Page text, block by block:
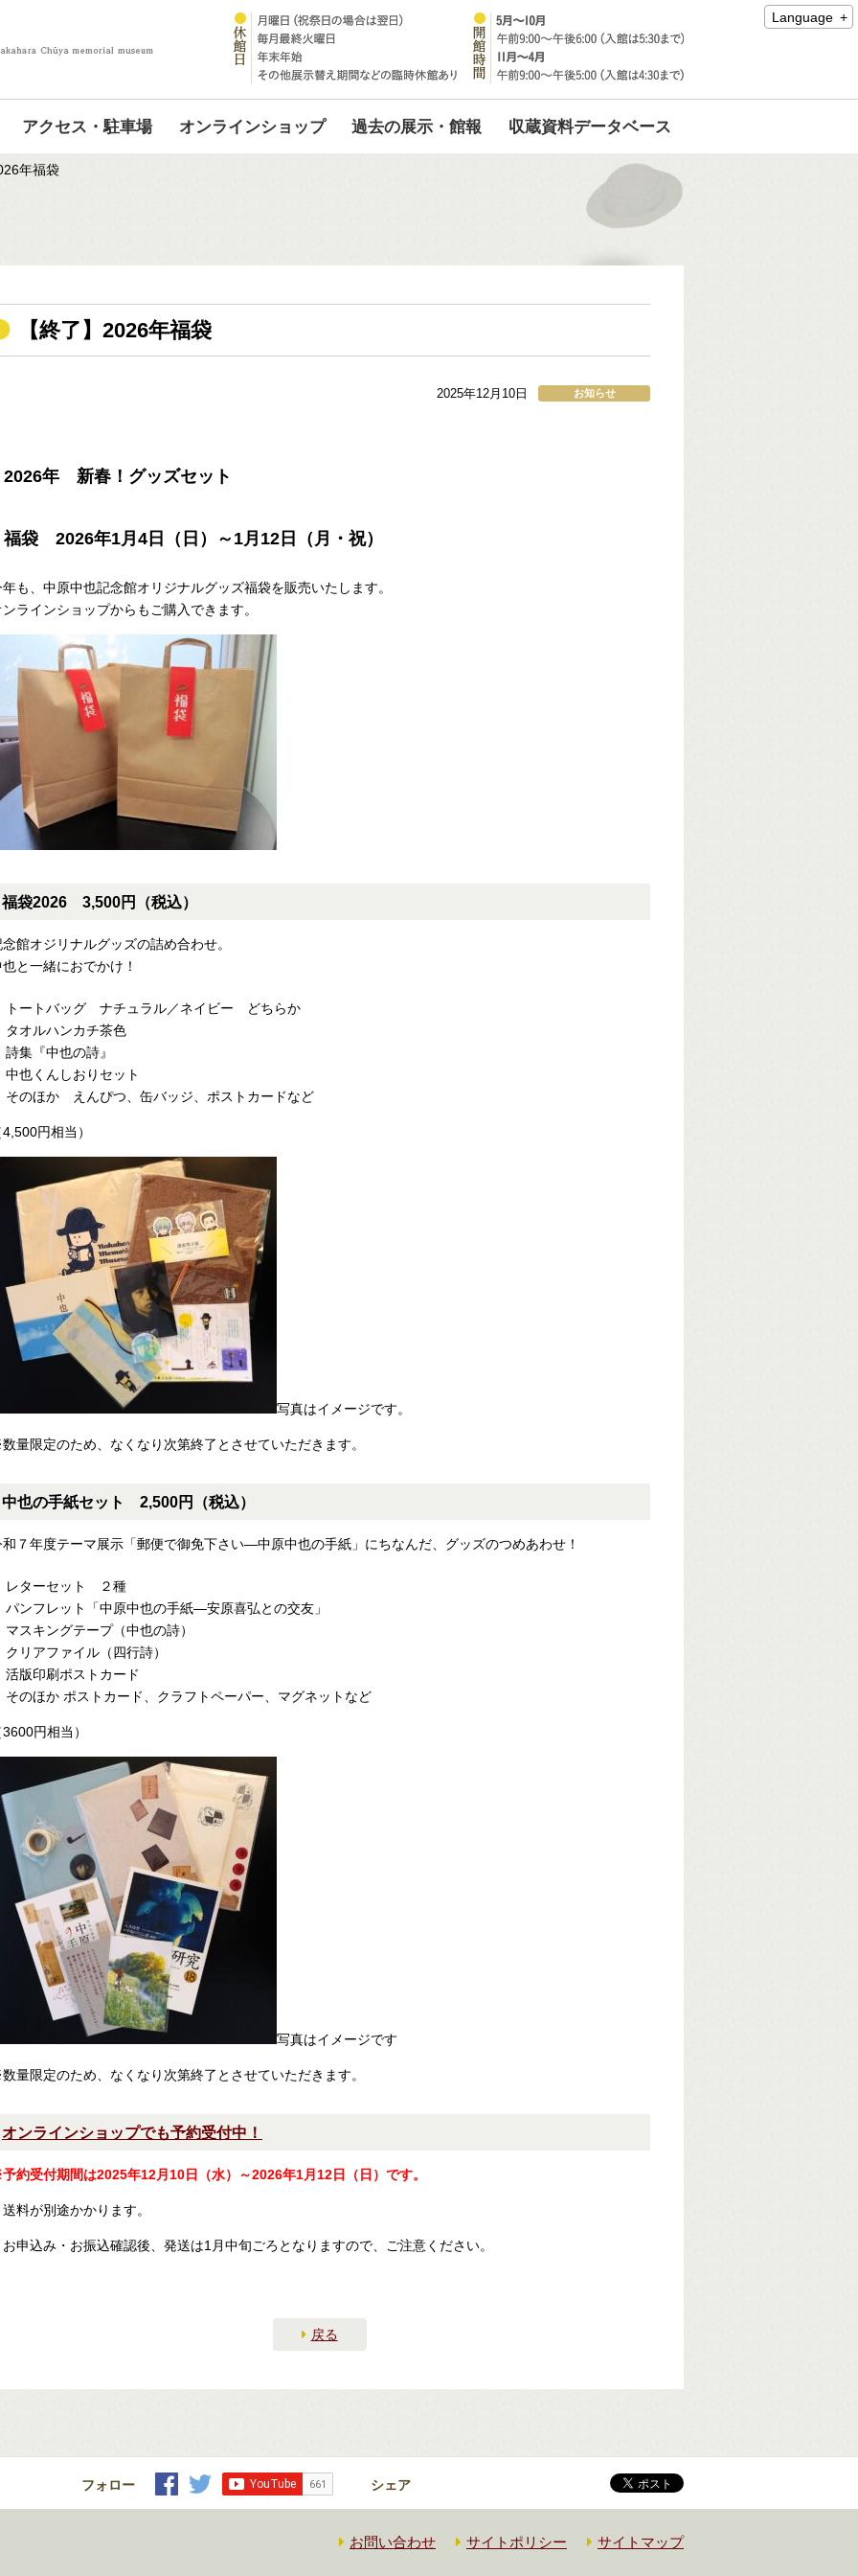
Language
アクセス・駐車場 オンラインショップ 過去の展示・館報 収蔵資料データベース
年福袋
【終了】2026年福袋
2025年12月10日 お知らせ
2026年 新春！グッズセット
福袋 2026年1月4日（日）～1月12日（月・祝）
年も、中原中也記念館オリジナルグッズ福袋を販売いたします。
ンラインショップからもご購入できます。
福袋2026 3,500円（税込）
念館オジリナルグッズの詰め合わせ。
と一緒におでかけ！
トートバッグ ナチュラル／ネイビー どちらか
タオルハンカチ茶色
詩集『中也の詩』
中也くんしおりセット
そのほか えんぴつ、缶バッジ、ポストカードなど
円相当）
写真はイメージです。
量限定のため、なくなり次第終了とさせていただきます。
中也の手紙セット 2,500円（税込）
和７年度テーマ展示「郵便で御免下さい—中原中也の手紙」にちなんだ、グッズのつめあわせ！
レターセット ２種
パンフレット「中原中也の手紙―安原喜弘との交友」
マスキングテープ（中也の詩）
クリアファイル（四行詩）
活版印刷ポストカード
そのほか ポストカード、クラフトペーパー、マグネットなど
円相当）
写真はイメージです
量限定のため、なくなり次第終了とさせていただきます。
オンラインショップでも予約受付中！
約受付期間は2025年12月10日（水）～2026年1月12日（日）です。
料が別途かかります。
お申込み・お振込確認後、発送は1月中旬ごろとなりますので、ご注意ください。
戻る
フォロー シェア
お問い合わせ サイトポリシー サイトマップ